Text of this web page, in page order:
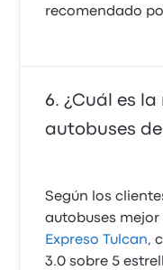
recomendado
¿Cuál es
autobuses
Según los
autobuses
Expreso Tulcan,
3.0 sobre 5